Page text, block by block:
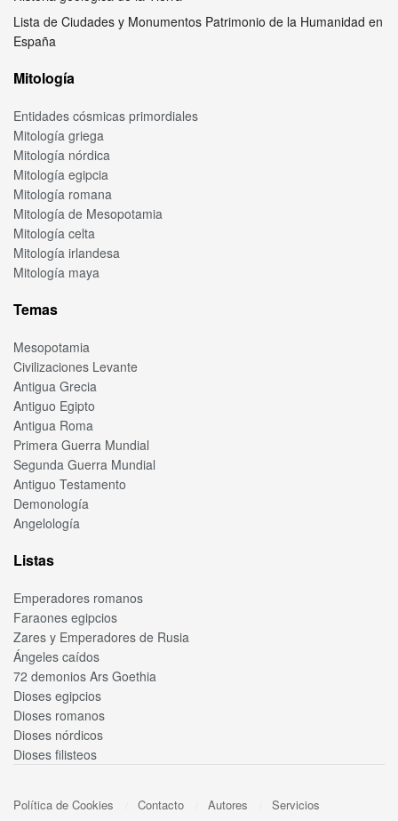
Lista de Ciudades y Monumentos Patrimonio de la Humanidad en
España
Mitología
Entidades cósmicas primordiales
Mitología griega
Mitología nórdica
Mitología egipcia
Mitología romana
Mitología de Mesopotamia
Mitología celta
Mitología irlandesa
Mitología maya
Temas
Mesopotamia
Civilizaciones Levante
Antigua Grecia
Antiguo Egipto
Antigua Roma
Primera Guerra Mundial
Segunda Guerra Mundial
Antiguo Testamento
Demonología
Angelología
Listas
Emperadores romanos
Faraones egipcios
Zares y Emperadores de Rusia
Ángeles caídos
72 demonios Ars Goethia
Dioses egipcios
Dioses romanos
Dioses nórdicos
Dioses filisteos
Política de Cookies Contacto Autores Servicios